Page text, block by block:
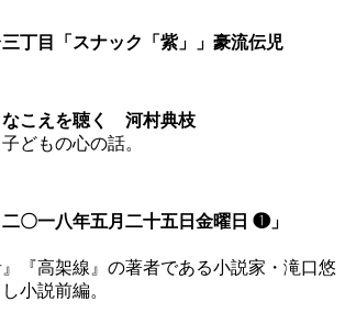
三丁目「スナック「紫」」豪流伝児
なこえを聴く 河村典枝
どもの心の話。
〇一八年五月二十五日金曜日 ❶」
』『高架線』の著者である小説家・滝口悠
小説前編。